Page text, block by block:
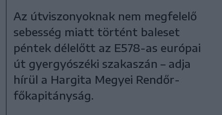
Az útviszonyoknak nem megfelelő
sebesség miatt történt baleset
péntek délelőtt az E578-as európai
út gyergyószéki szakaszán – adja
hírül a Hargita Megyei Rendőr-
főkapitányság.